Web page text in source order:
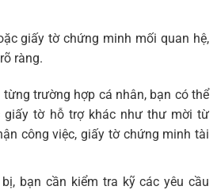
giấy tờ chứng minh mối quan hệ,
ràng.
trường hợp cá nhân, bạn có thể
giấy tờ hỗ trợ khác như thư mời từ
công việc, giấy tờ chứng minh tài
bạn cần kiểm tra kỹ các yêu cầu